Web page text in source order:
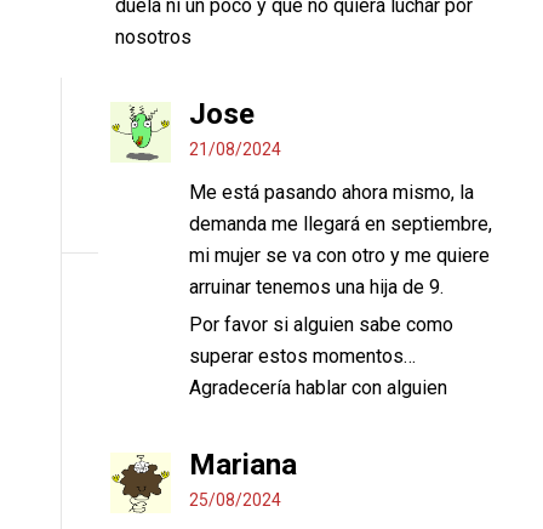
duela ni un poco y que no quiera luchar por
nosotros
Jose
21/08/2024
Me está pasando ahora mismo, la
demanda me llegará en septiembre,
mi mujer se va con otro y me quiere
arruinar tenemos una hija de 9.
Por favor si alguien sabe como
superar estos momentos…
Agradecería hablar con alguien
Mariana
25/08/2024